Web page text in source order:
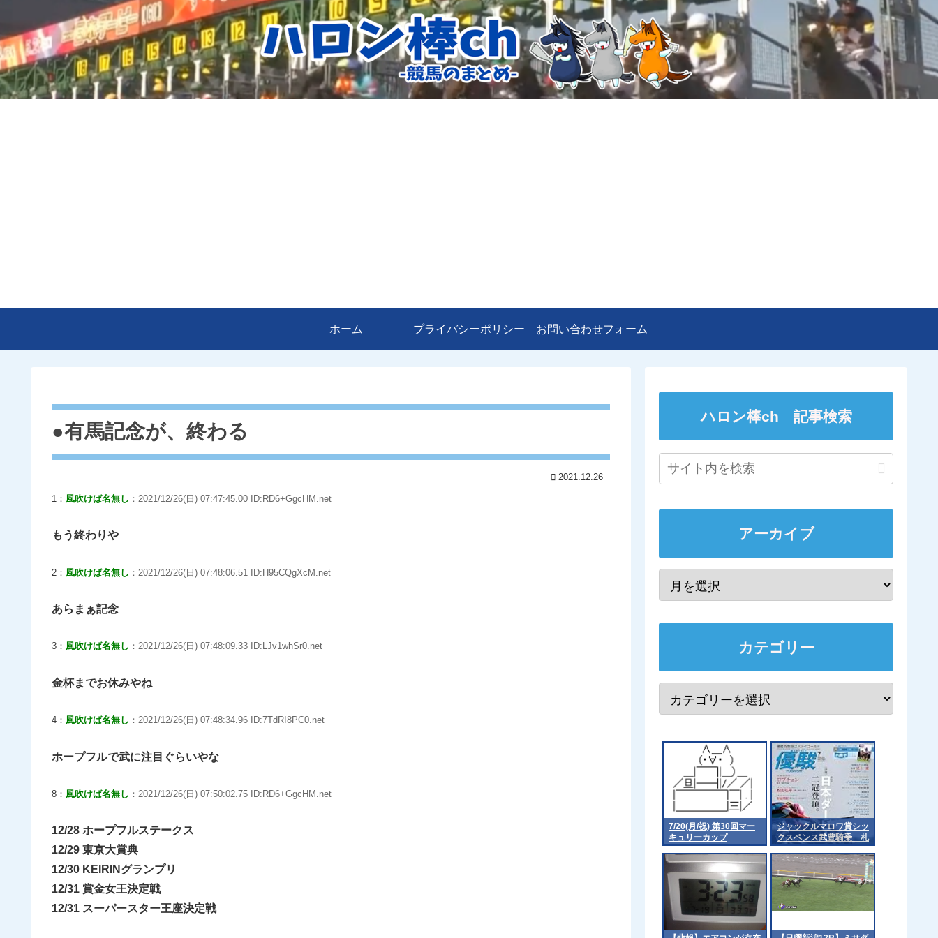
ホーム プライバシーポリシー お問い合わせフォーム
●有馬記念が、終わる
2021.12.26
1： 風吹けば名無し ：2021/12/26(日) 07:47:45.00 ID:RD6+GgcHM.net
もう終わりや
2： 風吹けば名無し ：2021/12/26(日) 07:48:06.51 ID:H95CQgXcM.net
あらまぁ記念
3： 風吹けば名無し ：2021/12/26(日) 07:48:09.33 ID:LJv1whSr0.net
金杯までお休みやね
4： 風吹けば名無し ：2021/12/26(日) 07:48:34.96 ID:7TdRI8PC0.net
ホープフルで武に注目ぐらいやな
8： 風吹けば名無し ：2021/12/26(日) 07:50:02.75 ID:RD6+GgcHM.net
12/28 ホープフルステークス
12/29 東京大賞典
12/30 KEIRINグランプリ
12/31 賞金女王決定戦
12/31 スーパースター王座決定戦
ハロン棒ch 記事検索
アーカイブ
カテゴリー
7/20(月/祝) 第30回マー
キュリーカップ
（Jpn3）【18:15発走予
定】
ジャックルマロワ賞シッ
クスペンス武豊騎乗 札
幌記念アドマイヤテラは
川田騎手が乗るの？